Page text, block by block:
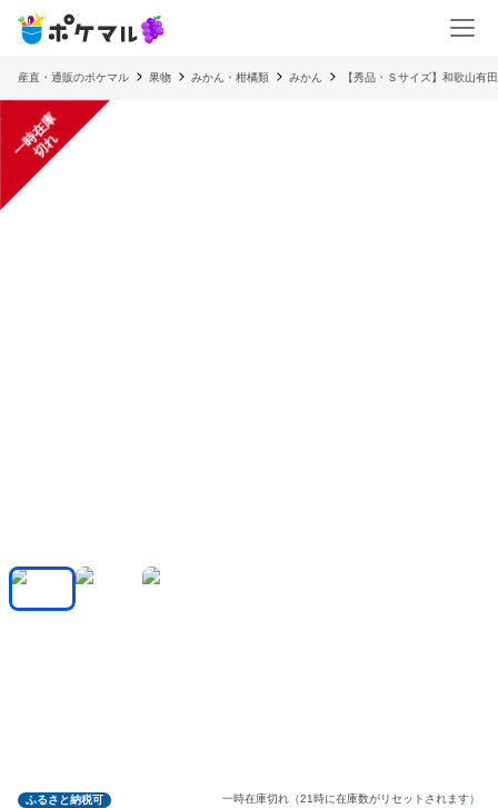
産直・通販のポケマル 果物 みかん・柑橘類 みかん 【秀品・Ｓサイズ】和歌山
一
時
在
庫
切
れ
ふるさと納税可
一時在庫切れ（21時に在庫数がリセットされます）